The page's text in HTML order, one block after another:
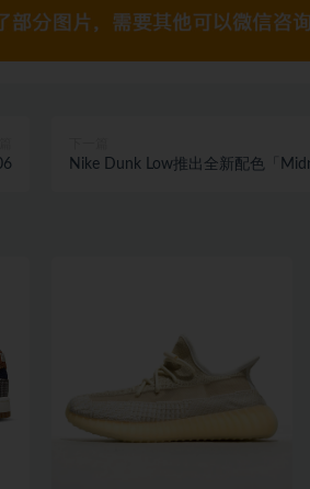
Nike Dunk Low推出全新配色「